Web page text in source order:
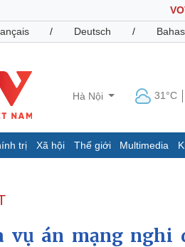
/ Deutsch /
Hà Nội 31°C
trị Xã hội Thế giới Multimedia
Dấu ấn VOV
vụ án mạng nghi